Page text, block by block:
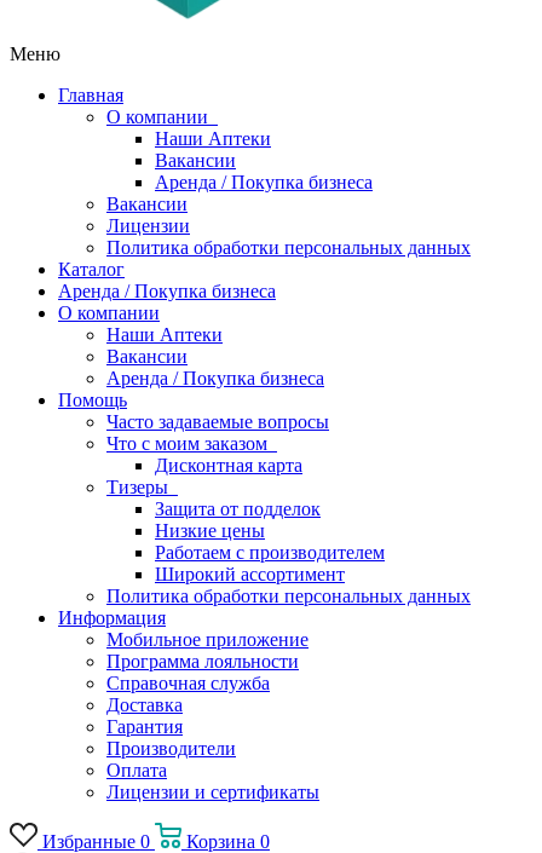
Меню
Главная
О компании
Наши Аптеки
Вакансии
Аренда / Покупка бизнеса
Вакансии
Лицензии
Политика обработки персональных данных
Каталог
Аренда / Покупка бизнеса
О компании
Наши Аптеки
Вакансии
Аренда / Покупка бизнеса
Помощь
Часто задаваемые вопросы
Что с моим заказом
Дисконтная карта
Тизеры
Защита от подделок
Низкие цены
Работаем с производителем
Широкий ассортимент
Политика обработки персональных данных
Информация
Мобильное приложение
Программа лояльности
Справочная служба
Доставка
Гарантия
Производители
Оплата
Лицензии и сертификаты
Избранные 0 Корзина 0